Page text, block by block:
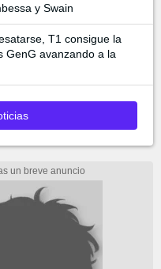
y Swain
T1 consigue la
GenG avanzando a la